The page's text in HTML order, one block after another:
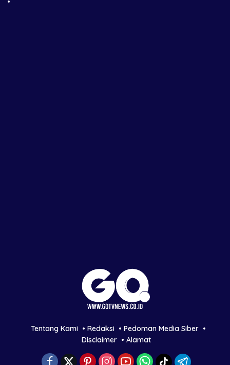
Tentang Kami Redaksi
Pedoman Media Siber
Disclaimer
Alamat